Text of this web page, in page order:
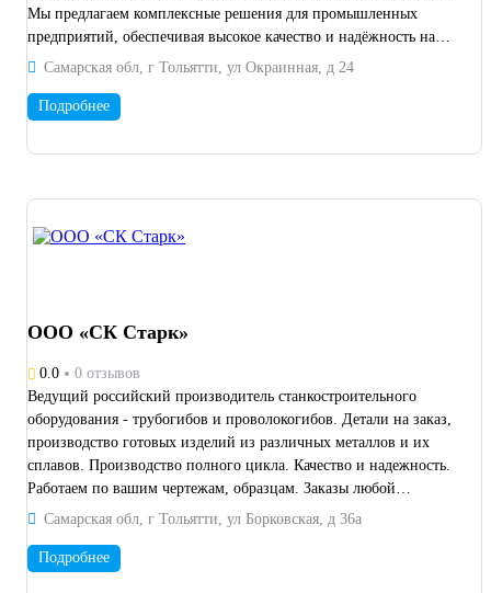
Мы предлагаем комплексные решения для промышленных
предприятий, обеспечивая высокое качество и надёжность на
каждом этапе сотрудничества. Наш ассортимент продукции:
детали Тела вращения (валы, втулки) Коленчатые валы
фрикционные изделия (колодки, вкладыши, секторы) для
гальванообработка Токарные работы Круглошлифовальные и
станках с ЧПУ) Зуборезные и долбежные работы На всю
обсуждать индивидуальные условия и оперативно реагировать
партнёром в сфере промышленного производства и сервисного
обслуживания!
Самарская обл, г Тольятти, ул Окраинная, д 24
Подробнее
ООО «СК Старк»
0.0
0 отзывов
Ведущий российский производитель станкостроительного
оборудования - трубогибов и проволокогибов. Детали на заказ,
производство готовых изделий из различных металлов и их
сплавов. Производство полного цикла. Качество и надежность.
Работаем по вашим чертежам, образцам. Заказы любой
сложности с высокой повторяемостью.
Самарская обл, г Тольятти, ул Борковская, д 36а
Подробнее